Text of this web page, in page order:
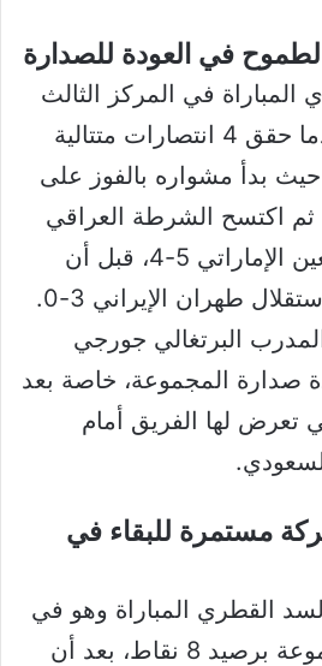
في العودة للصدارة
المباراة في المركز الثالث
برصيد 12 نقطة، بعدما حقق 4 انتصارات متتالية
حيث بدأ مشواره بالفوز على
القطري 3-1، ثم اكتسح الشرطة العراقي
5-0، وتفوق على العين الإماراتي 5-4، قبل أن
يحقق انتصاراً على استقلال طهران الإيراني 3-0.
البرتغالي جورجي
صدارة المجموعة، خاصة بعد
تعرض لها الفريق أمام
مستمرة للبقاء في
القطري المباراة وهو في
المركز الرابع بالمجموعة برصيد 8 نقاط، بعد أن